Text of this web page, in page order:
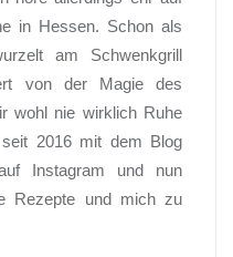
in Hessen. Schon als
am Schwenkgrill
von der Magie des
wohl nie wirklich Ruhe
2016 mit dem Blog
Instagram und nun
Rezepte und mich zu